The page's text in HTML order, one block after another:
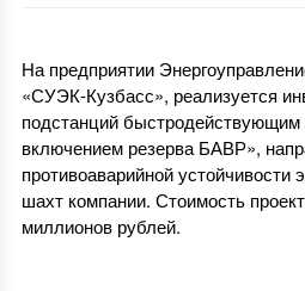
На предприятии
«СУЭК-Кузбасс», реализуется
подстанций быстродействующим
включением резерва БАВР»,
противоаварийной устойчивости
шахт компании. Стоимость
миллионов рублей.